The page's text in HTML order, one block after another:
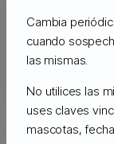
Red de alta
Cambia
cuando
las mismas.
No utilices las
uses claves
mascotas,